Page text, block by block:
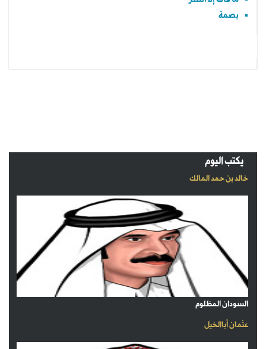
بصمة
يكتب اليوم
خالد بن حمد المالك
السودان المظلوم
عثمان أباالخيل